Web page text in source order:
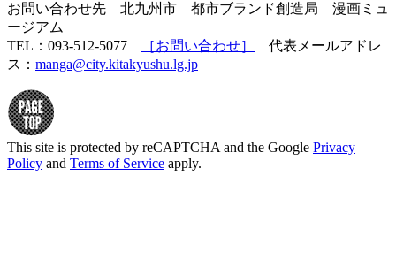
お問い合わせ先 北九州市 都市ブランド創造局 漫画ミュ
ージアム
TEL：093-512-5077
［お問い合わせ］
代表メールアドレ
ス： manga@city.kitakyushu.lg.jp
This site is protected by reCAPTCHA and the Google Privacy
Policy and Terms of Service apply.